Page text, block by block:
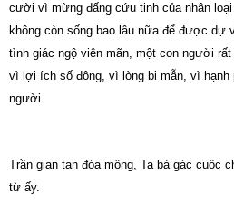
cười vì mừng đấng cứu tinh của nhân
không còn sống bao lâu nữa để được dự
tình giác ngộ viên mãn, một con người
vì lợi ích số đông, vì lòng bi mẫn, vì hạnh
người.
Trần gian tan đóa mộng, Ta bà gác cuộc
từ ấy.